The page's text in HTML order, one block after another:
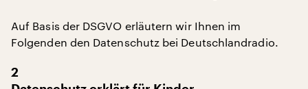
Auf Basis der DSGVO erläutern wir Ihnen im
Folgenden den Datenschutz bei Deutschlandradio.
2